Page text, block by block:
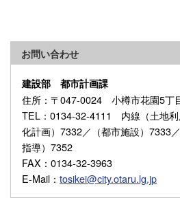
お問い合わせ
建設部 都市計画課
住所 ：〒047-0024 小樽市花園5丁
TEL ：0134-32-4111 内線（土地
化計画）7332／（都市施設）7333
指導）7352
FAX ：0134-32-3963
E-Mail ： tosikei@city.otaru.lg.jp